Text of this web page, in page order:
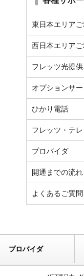
東日本エリア
西日本エリア
フレッツ光提
オプションサー
ひかり電話
フレッツ・テ
プロバイダ
開通までの流れ
よくあるご質問
プロバイダ